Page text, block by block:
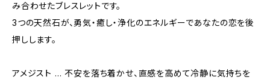
み合わせたブレスレットです。
3つの天然石が、勇気・癒し・浄化のエネルギーであなたの恋を後
押しします。
アメジスト … 不安を落ち着かせ、直感を高めて冷静に気持ちを